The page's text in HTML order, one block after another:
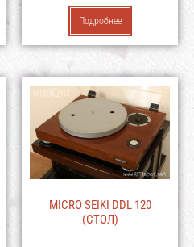
Подробнее
MICRO SEIKI DDL 120
(СТОЛ)